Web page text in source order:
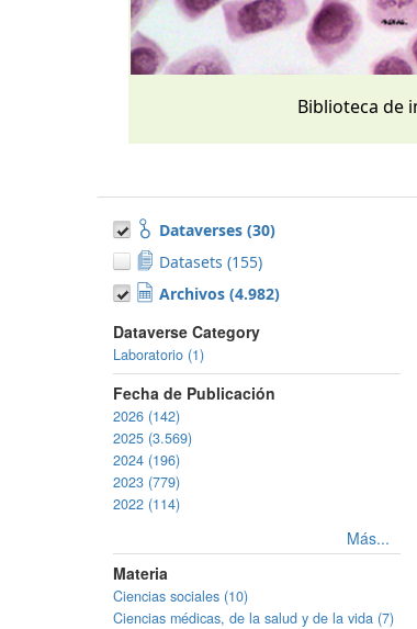
Biblioteca de
Dataverses (30)
Datasets (155)
Archivos (4.982)
Dataverse Category
Laboratorio (1)
Fecha de Publicación
2026 (142)
2025 (3.569)
2024 (196)
2023 (779)
2022 (114)
Más...
Materia
Ciencias sociales (10)
Ciencias médicas, de la salud y de la vida (7)